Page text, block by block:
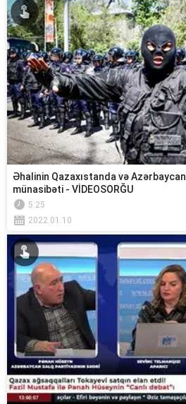
Əhalinin Qazaxıstanda və
münasibəti - VİDEOSORĞU
5:25
2022.01.10